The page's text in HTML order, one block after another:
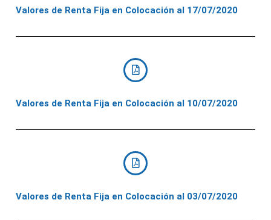
Valores de Renta Fija en Colocación al 17/07/2020
Valores de Renta Fija en Colocación al 10/07/2020
Valores de Renta Fija en Colocación al 03/07/2020